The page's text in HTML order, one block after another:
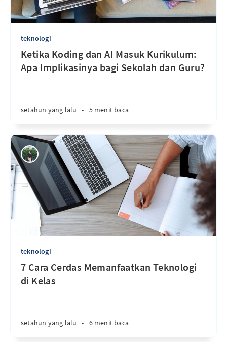
teknologi
Ketika Koding dan AI Masuk Kurikulum:
Apa Implikasinya bagi Sekolah dan Guru?
setahun yang lalu • 5 menit baca
teknologi
7 Cara Cerdas Memanfaatkan Teknologi
di Kelas
setahun yang lalu • 6 menit baca